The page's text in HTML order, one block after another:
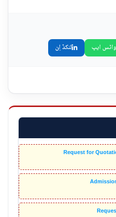
Request for
ایپ لنکڈ اِن